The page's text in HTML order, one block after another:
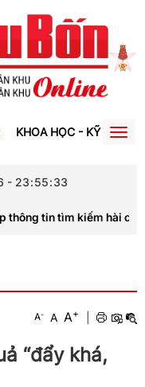
KHOA HỌC - KỸ THUẬT
- 23:55:34
tin tìm kiếm hài cốt liệt sĩ
A- A A+
“đẩy khá,